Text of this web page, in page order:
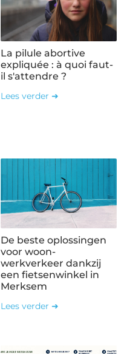
La pilule abortive
expliquée : à quoi faut-
il s'attendre ?
Lees verder ➜
De beste oplossingen
voor woon-
werkverkeer dankzij
een fietsenwinkel in
Merksem
Lees verder ➜